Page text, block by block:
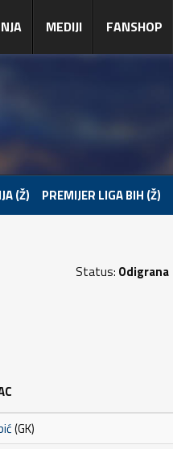
MEDIJI FANSHOP
(Ž) PREMIJER LIGA BIH (Ž)
Status: Odigrana
(GK)